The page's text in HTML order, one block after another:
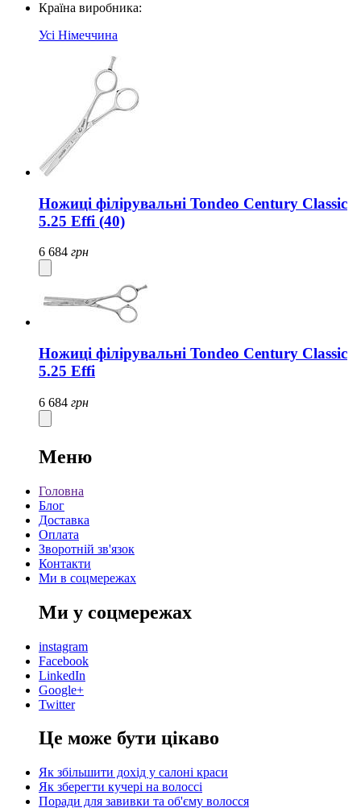
Країна виробника:
Усі Німеччина
Ножиці філірувальні Tondeo Century Classic
5.25 Effi (40)
6 684 грн
Ножиці філірувальні Tondeo Century Classic
5.25 Effi
6 684 грн
Меню
Головна
Блог
Доставка
Оплата
Зворотній зв'язок
Контакти
Ми в соцмережах
Ми у соцмережах
instagram
Facebook
LinkedIn
Google+
Twitter
Це може бути цікаво
Як збільшити дохід у салоні краси
Як зберегти кучері на волоссі
Поради для завивки та об'єму волосся